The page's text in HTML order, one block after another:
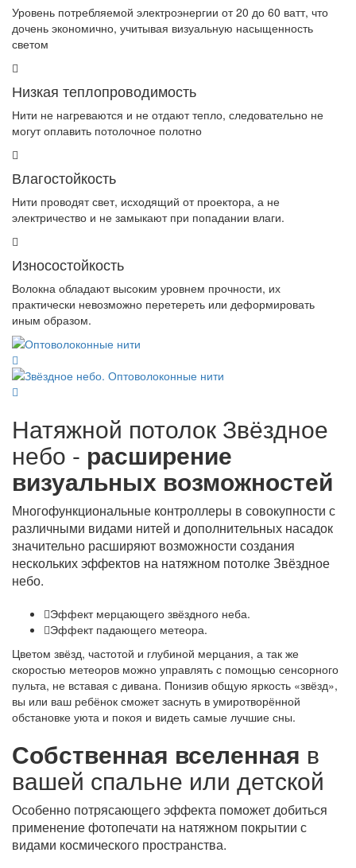
Уровень потребляемой электроэнергии от 20 до 60 ватт, что
дочень экономично, учитывая визуальную насыщенность
светом
Низкая теплопроводимость
Нити не нагреваются и не отдают тепло, следовательно не
могут оплавить потолочное полотно
Влагостойкость
Нити проводят свет, исходящий от проектора, а не
электричество и не замыкают при попадании влаги.
Износостойкость
Волокна обладают высоким уровнем прочности, их
практически невозможно перетереть или деформировать
иным образом.
Натяжной потолок Звёздное
небо - расширение
визуальных возможностей
Многофункциональные контроллеры в совокупности с
различными видами нитей и дополнительных насадок
значительно расширяют возможности создания
нескольких эффектов на натяжном потолке Звёздное
небо.
Эффект мерцающего звёздного неба.
Эффект падающего метеора.
Цветом звёзд, частотой и глубиной мерцания, а так же
скоростью метеоров можно управлять с помощью сенсорного
пульта, не вставая с дивана. Понизив общую яркость «звёзд»,
вы или ваш ребёнок сможет заснуть в умиротворённой
обстановке уюта и покоя и видеть самые лучшие сны.
Собственная вселенная в
вашей спальне или детской
Особенно потрясающего эффекта поможет добиться
применение фотопечати на натяжном покрытии с
видами космического пространства.